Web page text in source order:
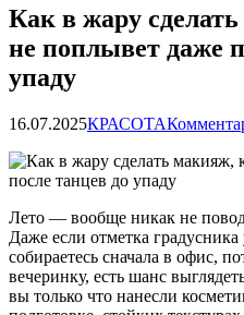
Как в жару
не поплывет даже
упаду
16.07.2025КРАСОТА
Лето — вообще никак не повод
Даже если отметка
собираетесь сначала в офис,
вечеринку, есть шанс
вы только что нанесли